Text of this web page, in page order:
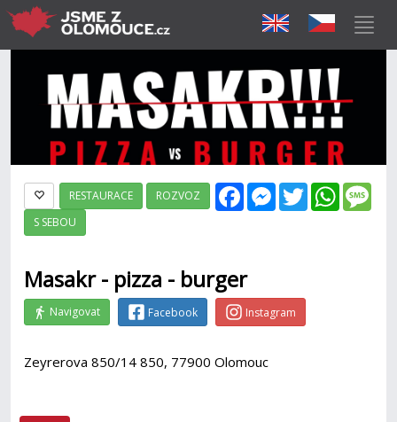
FacebookMessenger
Twitter
RESTAURACE
ROZVOZ
S SEBOU
Masakr - pizza - burger
Navigovat Facebook Instagram
Zeyrerova 850/14 850, 77900 Olomouc